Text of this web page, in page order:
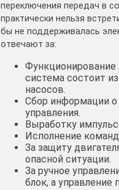
переключения передач в
практически нельзя
бы не поддерживалась
отвечают за:
система состоит
насосов.
Сбор информации
управления.
Выработку
Исполнение
За защиту
опасной ситуации.
За ручное
блок, а управление